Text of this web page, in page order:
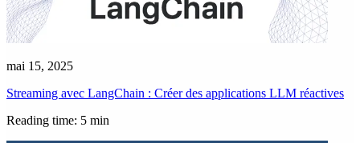
mai 15, 2025
Streaming avec LangChain : Créer des applications LLM réactives
Reading time: 5 min